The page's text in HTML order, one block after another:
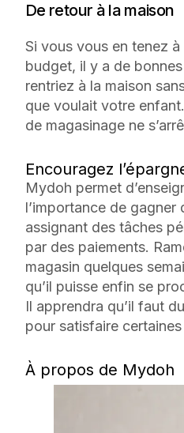
De retour à la maison
Si vous vous en tenez à
budget, il y a de
rentriez à la maison
que voulait votre
de magasinage ne
Encouragez
Mydoh permet
l’importance de gagner
assignant des tâches
par des paiements.
magasin quelques
qu’il puisse enfin se
Il apprendra qu’il faut
pour satisfaire certaines
À propos de Mydoh